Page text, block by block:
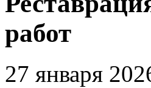
работ
27 января